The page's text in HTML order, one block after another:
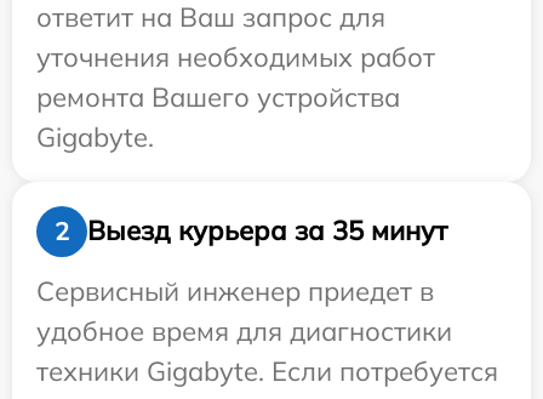
ответит на Ваш запрос для
уточнения необходимых работ
ремонта Вашего устройства
Gigabyte.
2
Выезд курьера за 35 минут
Сервисный инженер приедет в
удобное время для диагностики
техники Gigabyte. Если потребуется